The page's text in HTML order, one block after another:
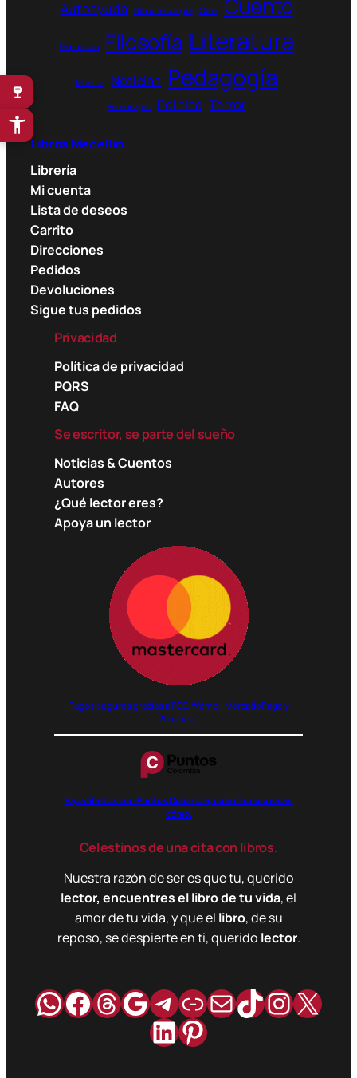
Autoayuda Bibliotecología Cine Cuento
Depresión Filosofía Literatura
Música Noticias Pedagogía
Personajes Política Terror
Libros Medellín
Librería
Mi cuenta
Lista de deseos
Carrito
Direcciones
Pedidos
Devoluciones
Sigue tus pedidos
Privacidad
Política de privacidad
PQRS
FAQ
Se escritor, se parte del sueño
Noticias & Cuentos
Autores
¿Qué lector eres?
Apoya un lector
Pagos seguros gracias a PSE, Wompi, MercadoPago y
Binance.
Paga libritos con Puntos Colombia, dale clic para saber
cómo.
Celestinos de una cita con libros.
Nuestra razón de ser es que tu, querido
lector, encuentres el libro de tu vida, el
amor de tu vida, y que el libro, de su
reposo, se despierte en ti, querido lector.
WhatsApp
Facebook
Hilos
Google
Telegram
Enlace
Correo
TikTok
X
LinkedIn
Pinterest
🍷